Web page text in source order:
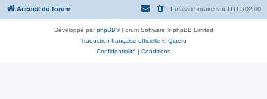
Accueil du forum Fuseau horaire sur UTC+02:00
Développé parphpBB® Forum Software © phpBB Limited
Traduction française officielle ©Qiaeru
Confidentialité | Conditions